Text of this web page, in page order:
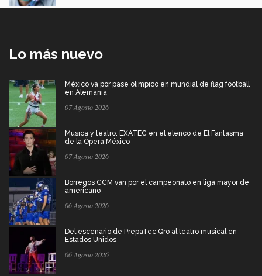
Lo más nuevo
México va por pase olímpico en mundial de flag football
en Alemania
07 Agosto 2026
Música y teatro: EXATEC en el elenco de El Fantasma
de la Ópera México
07 Agosto 2026
Borregos CCM van por el campeonato en liga mayor de
americano
06 Agosto 2026
Del escenario de PrepaTec Qro al teatro musical en
Estados Unidos
06 Agosto 2026